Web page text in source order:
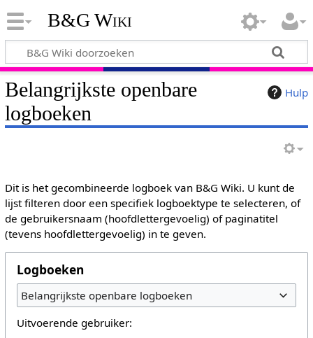
B&G Wiki
Hulp
Belangrijkste openbare
logboeken
Dit is het gecombineerde logboek van B&G Wiki. U kunt de
lijst filteren door een specifiek logboektype te selecteren, of
de gebruikersnaam (hoofdlettergevoelig) of paginatitel
(tevens hoofdlettergevoelig) in te geven.
Logboeken
Belangrijkste openbare logboeken
Uitvoerende gebruiker: